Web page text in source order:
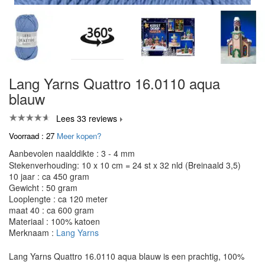
Lang Yarns Quattro 16.0110 aqua
blauw
Lees 33 reviews
Voorraad : 27 Meer kopen?
Aanbevolen naalddikte : 3 - 4 mm
Stekenverhouding: 10 x 10 cm = 24 st x 32 nld (Breinaald 3,5)
10 jaar : ca 450 gram
Gewicht : 50 gram
Looplengte : ca 120 meter
maat 40 : ca 600 gram
Materiaal : 100% katoen
Merknaam : Lang Yarns
Lang Yarns Quattro 16.0110 aqua blauw is een prachtig, 100%